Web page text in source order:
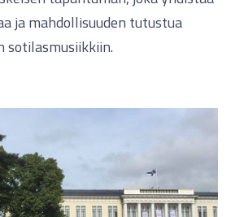
ja mahdollisuuden tutustua
sotilasmusiikkiin.